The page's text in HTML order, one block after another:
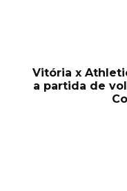
Vitória x
a partida de